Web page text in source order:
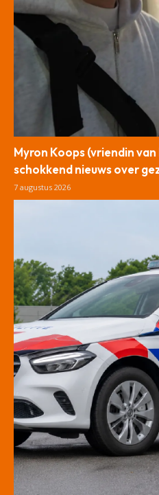
Myron Koops (vriendin
schokkend nieuws over
7 augustus 2026